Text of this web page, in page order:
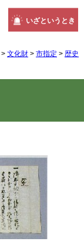
いざというとき
> 文化財 > 市指定 > 歴史